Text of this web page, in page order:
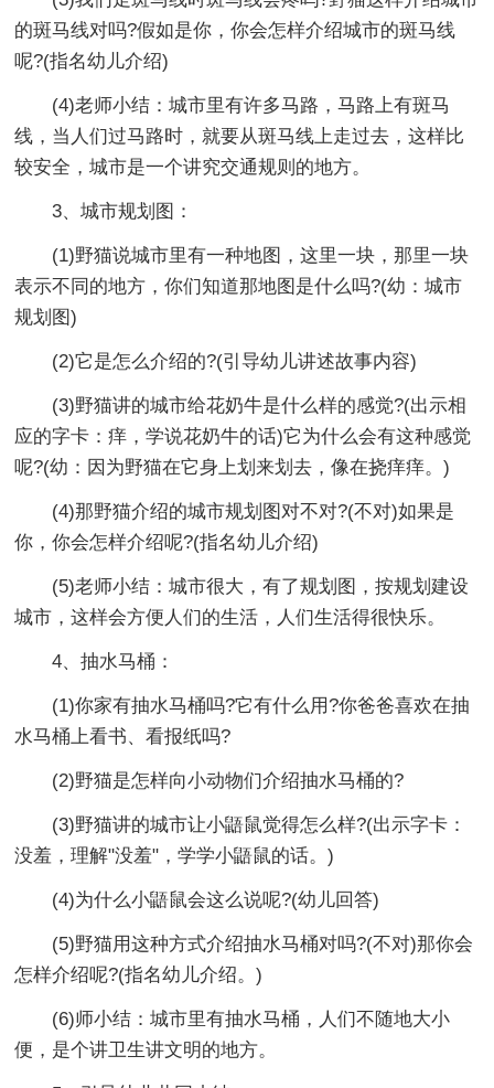
的斑马线对吗?假如是你，你会怎样介绍城市的斑马线
呢?(指名幼儿介绍)
(4)老师小结：城市里有许多马路，马路上有斑马
线，当人们过马路时，就要从斑马线上走过去，这样比
较安全，城市是一个讲究交通规则的地方。
3、城市规划图：
(1)野猫说城市里有一种地图，这里一块，那里一块
表示不同的地方，你们知道那地图是什么吗?(幼：城市
规划图)
(2)它是怎么介绍的?(引导幼儿讲述故事内容)
(3)野猫讲的城市给花奶牛是什么样的感觉?(出示相
应的字卡：痒，学说花奶牛的话)它为什么会有这种感觉
呢?(幼：因为野猫在它身上划来划去，像在挠痒痒。)
(4)那野猫介绍的城市规划图对不对?(不对)如果是
你，你会怎样介绍呢?(指名幼儿介绍)
(5)老师小结：城市很大，有了规划图，按规划建设
城市，这样会方便人们的生活，人们生活得很快乐。
4、抽水马桶：
(1)你家有抽水马桶吗?它有什么用?你爸爸喜欢在抽
水马桶上看书、看报纸吗?
(2)野猫是怎样向小动物们介绍抽水马桶的?
(3)野猫讲的城市让小鼯鼠觉得怎么样?(出示字卡：
没羞，理解"没羞"，学学小鼯鼠的话。)
(4)为什么小鼯鼠会这么说呢?(幼儿回答)
(5)野猫用这种方式介绍抽水马桶对吗?(不对)那你会
怎样介绍呢?(指名幼儿介绍。)
(6)师小结：城市里有抽水马桶，人们不随地大小
便，是个讲卫生讲文明的地方。